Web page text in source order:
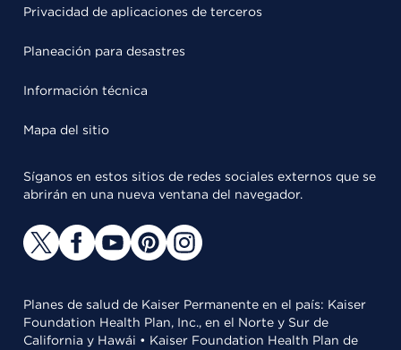
Privacidad de aplicaciones de terceros
Planeación para desastres
Información técnica
Mapa del sitio
Síganos en estos sitios de redes sociales externos que se
abrirán en una nueva ventana del navegador.
Planes de salud de Kaiser Permanente en el país: Kaiser
Foundation Health Plan, Inc., en el Norte y Sur de
California y Hawái • Kaiser Foundation Health Plan de